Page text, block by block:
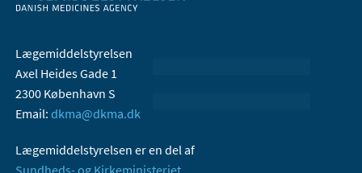
Lægemiddelstyrelsen
Axel Heides Gade 1
2300 København S
Email: dkma@dkma.dk
Lægemiddelstyrelsen er en del af